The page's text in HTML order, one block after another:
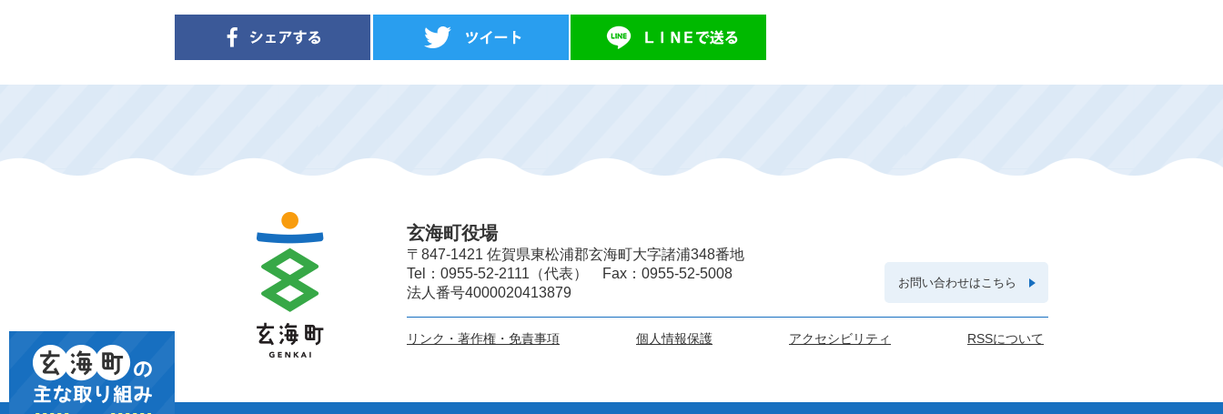
玄海町役場
〒847-1421 佐賀県東松浦郡玄海町大字諸浦348番地
Tel：0955-52-2111（代表） Fax：0955-52-5008
法人番号4000020413879
お問い合わせはこちら
リンク・著作権・免責事項 個人情報保護 アクセシビリティ RSSについて